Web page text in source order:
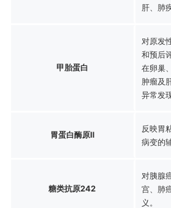
肝、肺
甲胎蛋白
对原发
和预后
在卵巢
肿瘤及
异常发
胃蛋白酶原Ⅱ
反映胃
病变的
糖类抗原242
对胰腺
宫、肺
义。